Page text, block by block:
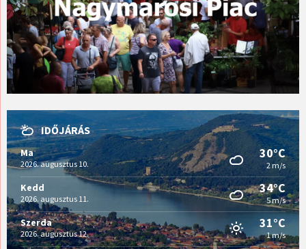
IDŐJÁRÁS
Ma
2026. augusztus 10.
30°C
2 m/s
Kedd
2026. augusztus 11.
34°C
5 m/s
Szerda
2026. augusztus 12.
31°C
1 m/s